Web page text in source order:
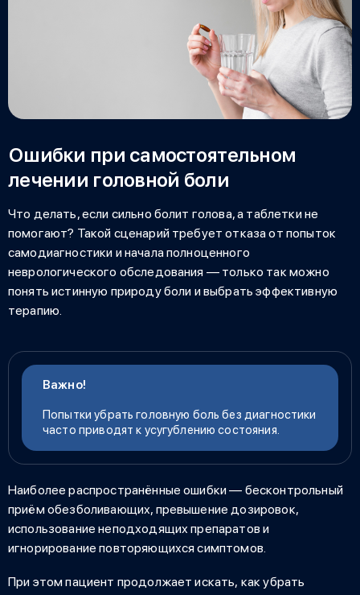
Ошибки при самостоятельном
лечении головной боли
Что делать, если сильно болит голова, а таблетки не
помогают? Такой сценарий требует отказа от попыток
самодиагностики и начала полноценного
неврологического обследования — только так можно
понять истинную природу боли и выбрать эффективную
терапию.
Важно!
Попытки убрать головную боль без диагностики
часто приводят к усугублению состояния.
Наиболее распространённые ошибки — бесконтрольный
приём обезболивающих, превышение дозировок,
использование неподходящих препаратов и
игнорирование повторяющихся симптомов.
При этом пациент продолжает искать, как убрать